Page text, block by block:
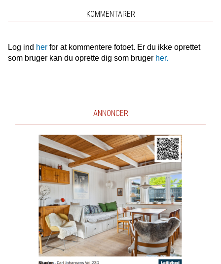
KOMMENTARER
Log ind herfor at kommentere fotoet. Er du ikke oprettet
som bruger kan du oprette dig som bruger her.
ANNONCER